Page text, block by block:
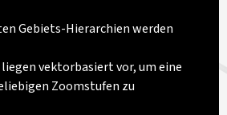
Gebiets-Hierarchien werden
vektorbasiert vor, um eine
Zoomstufen zu